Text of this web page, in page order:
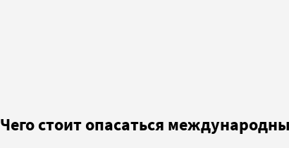
Чего стоит опасаться